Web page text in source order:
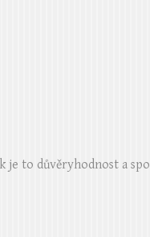
je to důvěryhodnost a